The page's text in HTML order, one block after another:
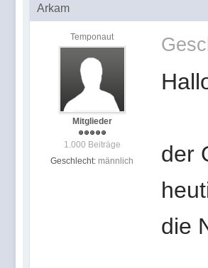
Arkam
Temponaut
Mitglieder
1.000 Beiträge
Geschlecht: männlich
der
die